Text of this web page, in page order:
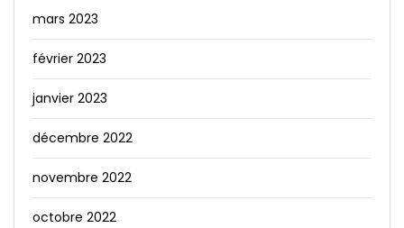
mars 2023
février 2023
janvier 2023
décembre 2022
novembre 2022
octobre 2022